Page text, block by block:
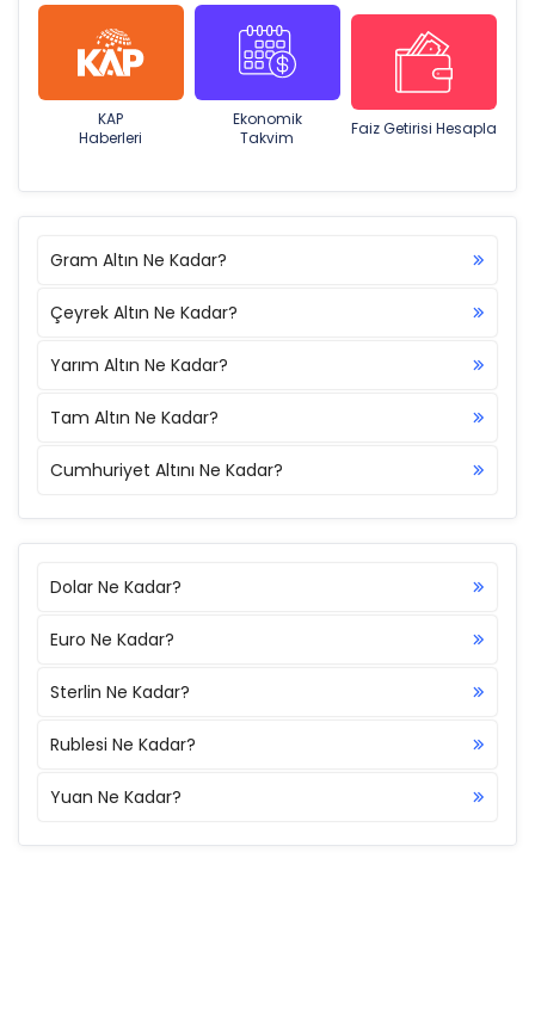
KAP
Haberleri
Ekonomik
Takvim
Faiz Getirisi Hesapla
Gram Altın Ne Kadar?
Çeyrek Altın Ne Kadar?
Yarım Altın Ne Kadar?
Tam Altın Ne Kadar?
Cumhuriyet Altını Ne Kadar?
Dolar Ne Kadar?
Euro Ne Kadar?
Sterlin Ne Kadar?
Rublesi Ne Kadar?
Yuan Ne Kadar?